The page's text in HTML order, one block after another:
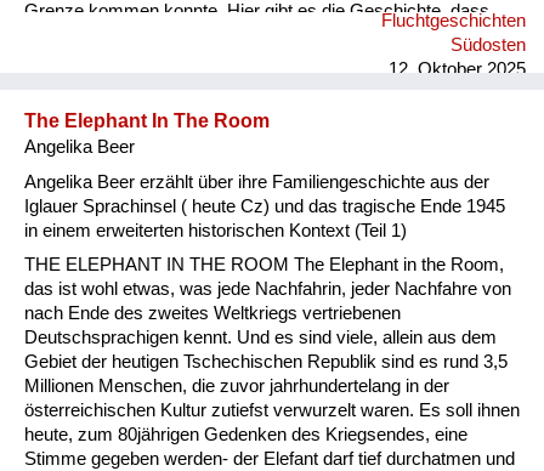
Grenze kommen konnte. Hier gibt es die Geschichte, dass
mein Großvater sie mit einem Miet- Kleintransporter in letzter
Minute abholen konnte, nachdem ein Anruf oder Telegramm
um“. Das einzige, was sie von 500 Jahren Iglauer
Familiengeschichte mitnehmen konnten, war eine kleine,
silberne St...
Fluchtgeschichten
Südosten
12. Oktober 2025
The Elephant In The Room
Angelika Beer
Angelika Beer erzählt über ihre Familiengeschichte aus der
Iglauer Sprachinsel ( heute Cz) und das tragische Ende 1945
in einem erweiterten historischen Kontext (Teil 1)
THE ELEPHANT IN THE ROOM The Elephant in the Room,
das ist wohl etwas, was jede Nachfahrin, jeder Nachfahre von
nach Ende des zweites Weltkriegs vertriebenen
Deutschsprachigen kennt. Und es sind viele, allein aus dem
Gebiet der heutigen Tschechischen Republik sind es rund 3,5
Millionen Menschen, die zuvor jahrhundertelang in der
österreichischen Kultur zutiefst verwurzelt waren. Es soll ihnen
heute, zum 80jährigen Gedenken des Kriegsendes, eine
Stimme gegeben werden- der Elefant darf tief durchatmen und